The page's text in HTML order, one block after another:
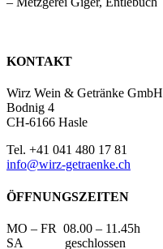
KONTAKT
Wirz Wein & Getränke GmbH
Bodnig 4
CH-6166 Hasle
Tel. +41 041 480 17 81
info@wirz-getraenke.ch
ÖFFNUNGSZEITEN
MO – FR 08.00 – 11.45h
SA geschlossen